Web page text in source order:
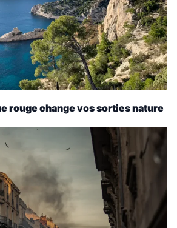
rouge change vos sorties nature